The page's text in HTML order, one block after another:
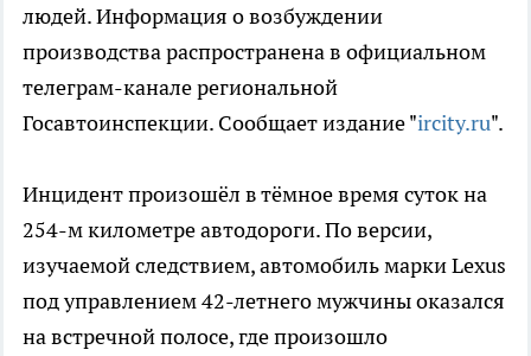
людей. Информация о возбуждении
производства распространена в официальном
телеграм-канале региональной
Госавтоинспекции. Сообщает издание "ircity.ru".
Инцидент произошёл в тёмное время суток на
254-м километре автодороги. По версии,
изучаемой следствием, автомобиль марки Lexus
под управлением 42-летнего мужчины оказался
на встречной полосе, где произошло